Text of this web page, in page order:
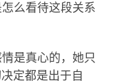
么看待这段关系
是真心的，她只
定都是出于自